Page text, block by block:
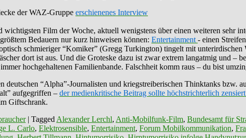
der WAZ-Gruppe erschienenes Interview
Film der Woche, aktuell wenigstens über einen weiteren sehr
Bedauern nur kurz hinweisen können: Entertainment - einen
schmieriger “Komiker” (Gregg Turkington) tingelt mit
dort ist aus. Und die Groteske dazu ist zwar extrem langatmig und –
hochgehaltenen Familienbande. Falschheit komm raus – du bist
“Alpha”-Journalisten und kriegstreiberischen Thinktanks bzw.
aufgegriffen – der medienkritische Beitrag sollte höchstrichterlich
Giftschrank.
| Tagged Alexander Lerchl, Anti-Mobilfunk-Film, Bundesamt für
L. Carlo, Elektrosensible, Entertainment, Forum Mobilkommunikation,